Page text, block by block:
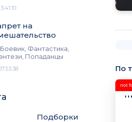
на
Боевик, Фантастика,
Попаданцы
Подборки
По
not